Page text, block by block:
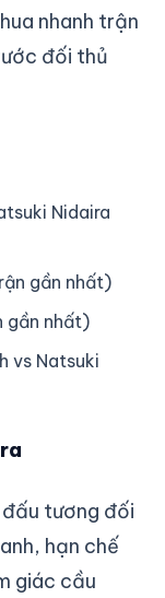
nhanh trận
đối thủ
Nidaira
gần nhất)
gần nhất)
vs Natsuki
tương đối
hạn chế
giác cầu